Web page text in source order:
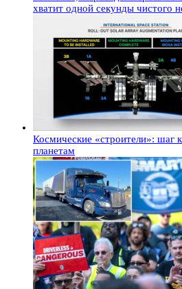
хватит одной секунды чистого
Космические «строители»: шаг
планетам